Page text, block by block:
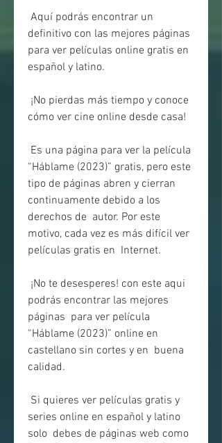
definitivo con las mejores páginas
para ver películas online gratis en
español y latino.
cómo ver cine online desde casa!
“Háblame (2023)” gratis, pero este
tipo de páginas abren y cierran
continuamente debido a los
derechos de  autor. Por este
motivo, cada vez es más difícil ver
películas gratis en  Internet.
podrás encontrar las mejores
páginas  para ver película
“Háblame (2023)” online en
castellano sin cortes y en  buena
calidad.
series online en español y latino
solo  debes de páginas web como